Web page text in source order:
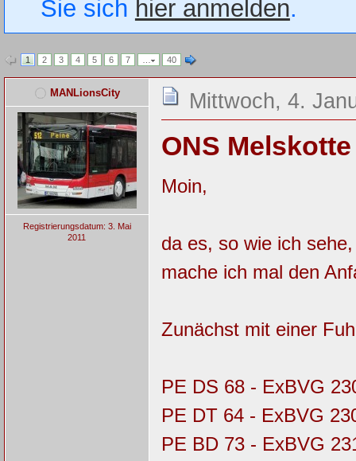
Sie sich hier anmelden.
1 2 3 4 5 6 7 … 40
MANLionsCity
Registrierungsdatum: 3. Mai
2011
Mittwoch, 4.
ONS
Moin,
da es, so wie ich
mache ich mal den
Zunächst mit einer
PE DS 68 - ExBVG
PE DT 64 - ExBVG
PE BD 73 - ExBVG